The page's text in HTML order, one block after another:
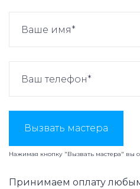
Вызвать мастера
Нажимая кнопку "Вызвать мастера" вы
Принимаем оплату